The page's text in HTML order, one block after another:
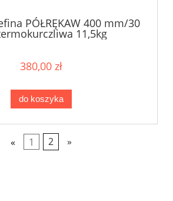
PÓŁRĘKAW 400 mm/30
11,5kg
380,00 zł
do koszyka
« 1 2 »